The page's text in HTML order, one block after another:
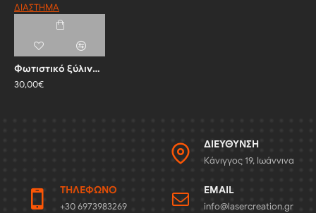
Φωτιστικό ξύλινο ΔΙΑΣΤΗΜΑ
30,00€
ΔΙΕΎΘΥΝΣΗ
Κάνιγγος 19, Ιωάννινα
ΤΗΛΈΦΩΝΟ
+30 6973983269
EMAIL
info@lasercreation.gr